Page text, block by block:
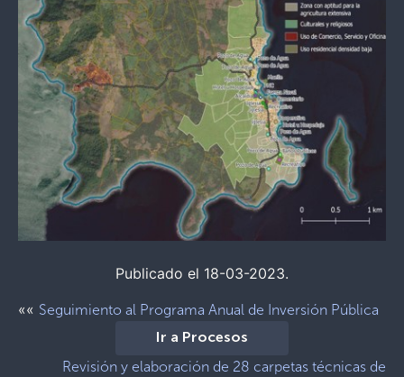
Publicado el 18-03-2023.
«« Seguimiento al Programa Anual de Inversión Pública
Ir a Procesos
Revisión y elaboración de 28 carpetas técnicas de